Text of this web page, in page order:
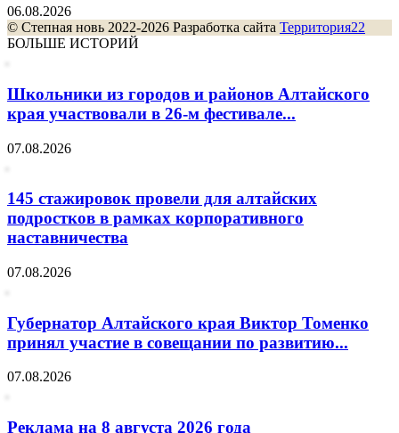
06.08.2026
© Степная новь 2022-2026 Разработка сайта Территория22
БОЛЬШЕ ИСТОРИЙ
Школьники из городов и районов Алтайского
края участвовали в 26-м фестивале...
07.08.2026
145 стажировок провели для алтайских
подростков в рамках корпоративного
наставничества
07.08.2026
Губернатор Алтайского края Виктор Томенко
принял участие в совещании по развитию...
07.08.2026
Реклама на 8 августа 2026 года